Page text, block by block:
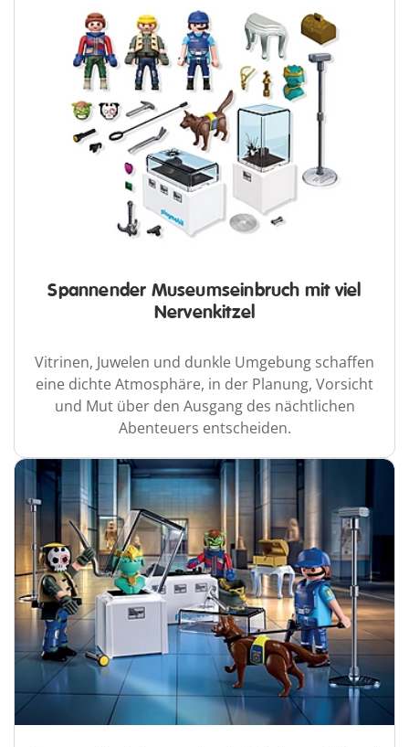
Spannender Museumseinbruch mit viel
Nervenkitzel
Vitrinen, Juwelen und dunkle Umgebung schaffen
eine dichte Atmosphäre, in der Planung, Vorsicht
und Mut über den Ausgang des nächtlichen
Abenteuers entscheiden.